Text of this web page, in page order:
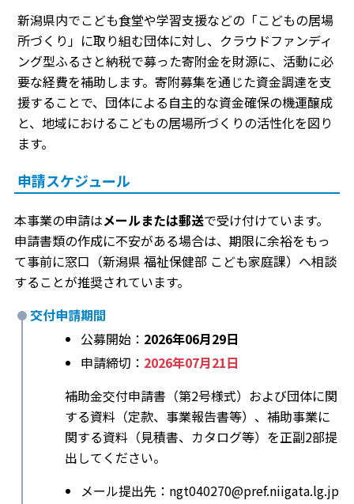
新潟県内でこども食堂や学習支援などの「こどもの居場
所づくり」に取り組む団体に対し、クラウドファンディ
ング型ふるさと納税で募った寄附金を財源に、活動に必
要な経費を補助します。寄附募集を通じた資金調達を支
援することで、団体による自主的な資金確保の機運醸成
と、地域におけるこどもの居場所づくりの活性化を図り
ます。
申請スケジュール
本事業の申請はメールまたは郵送で受け付けています。
申請書類の作成に不安がある場合は、期限に余裕をもっ
て事前に窓口（新潟県 福祉保健部 こども家庭課）へ相談
することが推奨されています。
交付申請期間
公募開始： 2026年06月29日
申請締切： 2026年07月21日
補助金交付申請書（第2号様式）および団体に関
する資料（定款、事業報告書等）、補助事業に
関する資料（見積書、カタログ等）を正副2部提
出してください。
メール提出先：ngt040270@pref.niigata.lg.jp